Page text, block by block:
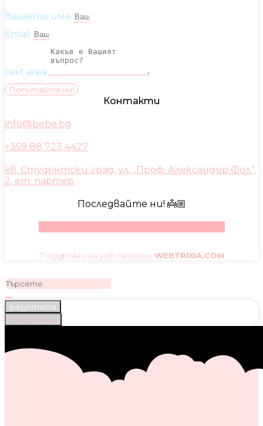
Вашето име
Email
text area
Попитайте ни!
Контакти
info@bebe.bg
+359 88 723 4427
кв. Студентски град, ул. „Проф. Александър Фол“,
2, ет. партер
Последвайте ни! 👼🏼
Поддръжка на уеб сайт от WEBTRIXIA.COM
резултата
Виж всички